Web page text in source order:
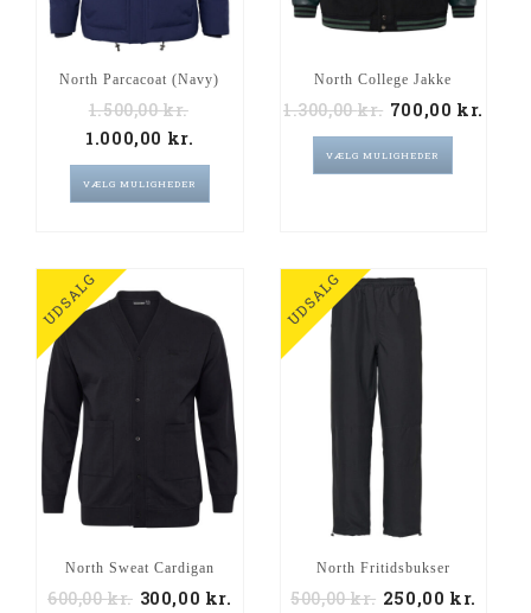
North Parcacoat (Navy)
1.500,00kr.
1.000,00 kr.
VÆLG MULIGHEDER
North College Jakke
1.300,00kr. 700,00kr.
VÆLG MULIGHEDER
UDSALG
North Sweat Cardigan
600,00kr. 300,00 kr.
UDSALG
North Fritidsbukser
500,00kr. 250,00 kr.